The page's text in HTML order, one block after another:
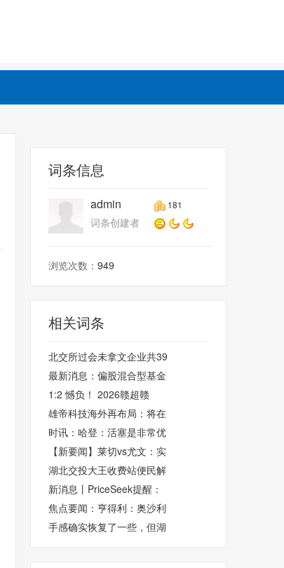
词条信息
admin 181
词条创建者
浏览次数： 949
相关词条
北交所过会未拿文企业共39
最新消息：偏股混合型基金
1:2 憾负！ 2026赣超赣
雄帝科技海外再布局：将在
时讯：哈登：活塞是非常优
【新要闻】莱切vs尤文：实
湖北交投大王收费站便民解
新消息丨PriceSeek提醒：
焦点要闻：亨得利：奥沙利
手感确实恢复了一些，但湖